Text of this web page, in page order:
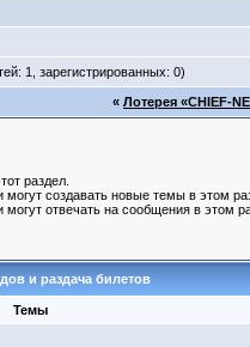
1, зарегистрированных: 0)
« Лотерея «CHIEF-
раздел.
могут создавать новые темы в этом
могут отвечать на сообщения в этом
и раздача билетов
Темы